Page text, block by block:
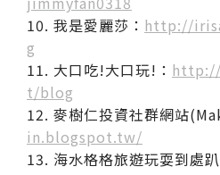
10. 我是愛麗莎： http://
g
11. 大口吃!大口玩!：
t/blog
12. 麥樹仁投資社群網站
in.blogspot.tw/
13. 海水格格旅遊玩耍到處趴